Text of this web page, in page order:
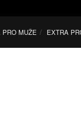
PRO MUŽE EXTRA